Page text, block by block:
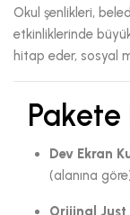
Okul şenlikleri,
etkinliklerinde
hitap eder, sosyal
Dev Ekran
(alanına
Orijinal Just